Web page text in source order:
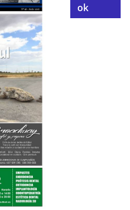
ok